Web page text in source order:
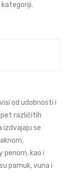
od udobnosti i
pet različitih
izdvajaju se
penom, kao i
pamuk, vuna i